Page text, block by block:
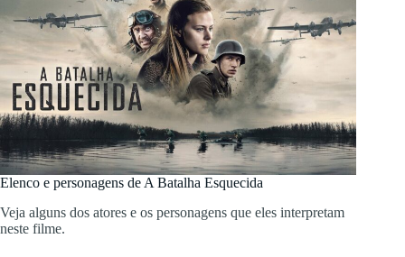
Elenco e personagens de A Batalha Esquecida
Veja alguns dos atores e os personagens que eles interpretam
neste filme.